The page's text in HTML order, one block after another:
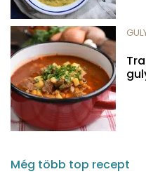
Még több top recept